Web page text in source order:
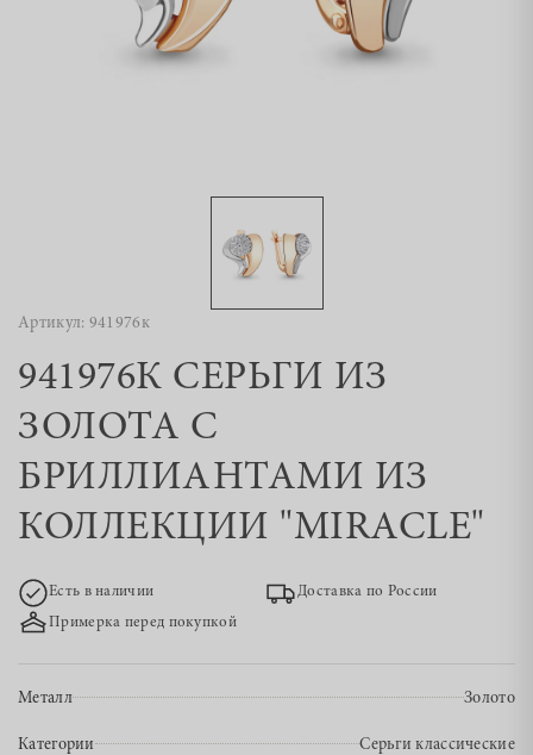
Артикул: 941976к
941976К СЕРЬГИ ИЗ
ЗОЛОТА С
БРИЛЛИАНТАМИ ИЗ
КОЛЛЕКЦИИ "MIRACLE"
Есть в наличии
Доставка по России
Примерка перед покупкой
Металл Золото
Категории Серьги классические